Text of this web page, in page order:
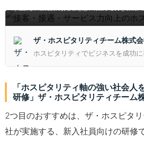
創出に直結する実践的6時間研修で、スタッフ一人ひ
に高めます。
ザ・ホスピタリティチーム株式
ホスピタリティでビジネスを成功に
「ホスピタリティ軸の強い社会人
研修」ザ・ホスピタリティチーム
2つ目のおすすめは、ザ・ホスピタ
社が実施する、新入社員向けの研修で